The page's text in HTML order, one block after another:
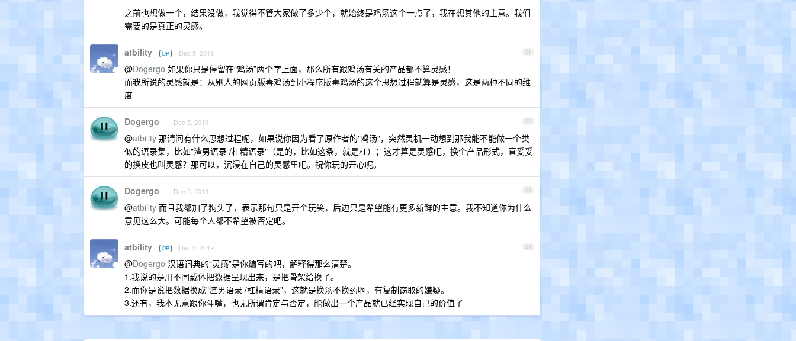
之前也想做一个，结果没做，我觉得不管大家做了多少个，就始终是鸡汤这个一点了，我在想其他的主意。我们
需要的是真正的灵感。
21
atbility OP Dec 5, 2019
@Dogergo 如果你只是停留在“鸡汤”两个字上面，那么所有跟鸡汤有关的产品都不算灵感！
而我所说的灵感就是：从别人的网页版毒鸡汤到小程序版毒鸡汤的这个思想过程就算是灵感，这是两种不同的维
度
22
Dogergo Dec 5, 2019
@atbility 那请问有什么思想过程呢，如果说你因为看了原作者的"鸡汤"，突然灵机一动想到那我能不能做一个类
似的语录集，比如"渣男语录 /杠精语录"（是的，比如这条，就是杠）；这才算是灵感吧，换个产品形式，直妥妥
的换皮也叫灵感？那可以，沉浸在自己的灵感里吧。祝你玩的开心呢。
23
Dogergo Dec 5, 2019
@atbility 而且我都加了狗头了，表示那句只是开个玩笑，后边只是希望能有更多新鲜的主意。我不知道你为什么
意见这么大。可能每个人都不希望被否定吧。
24
atbility OP Dec 5, 2019
@Dogergo 汉语词典的“灵感”是你编写的吧，解释得那么清楚。
1.我说的是用不同载体把数据呈现出来，是把骨架给换了。
2.而你是说把数据换成"渣男语录 /杠精语录"，这就是换汤不换药啊，有复制窃取的嫌疑。
3.还有，我本无意跟你斗嘴，也无所谓肯定与否定，能做出一个产品就已经实现自己的价值了